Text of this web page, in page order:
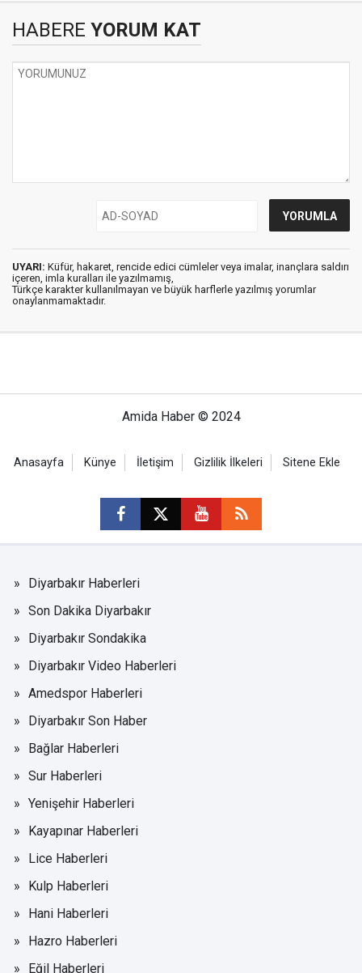
HABERE YORUM KAT
UYARI: Küfür, hakaret, rencide edici cümleler veya imalar, inançlara saldırı
içeren, imla kuralları ile yazılmamış,
Türkçe karakter kullanılmayan ve büyük harflerle yazılmış yorumlar
onaylanmamaktadır.
Amida Haber © 2024
Anasayfa Künye İletişim Gizlilik İlkeleri Sitene Ekle
Diyarbakır Haberleri
Son Dakika Diyarbakır
Diyarbakır Sondakika
Diyarbakır Video Haberleri
Amedspor Haberleri
Diyarbakır Son Haber
Bağlar Haberleri
Sur Haberleri
Yenişehir Haberleri
Kayapınar Haberleri
Lice Haberleri
Kulp Haberleri
Hani Haberleri
Hazro Haberleri
Eğil Haberleri